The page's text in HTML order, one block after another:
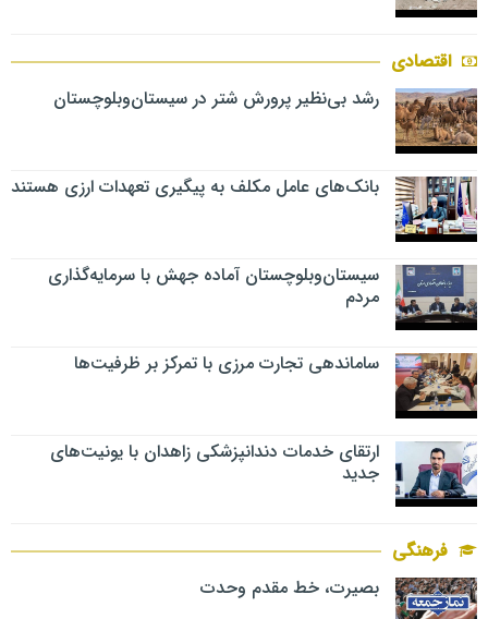
اقتصادی
رشد بی‌نظیر پرورش شتر در سیستان‌وبلوچستان
بانک‌های عامل مکلف به پیگیری تعهدات ارزی هستند
سیستان‌وبلوچستان آماده جهش با سرمایه‌گذاری
مردم
ساماندهی تجارت مرزی با تمرکز بر ظرفیت‌ها
ارتقای خدمات دندانپزشکی زاهدان با یونیت‌های
جدید
فرهنگی
بصیرت، خط مقدم وحدت